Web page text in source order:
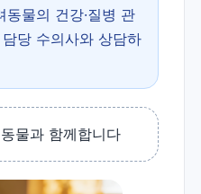
물의 건강·질병 관
당 수의사와 상담하
물과 함께합니다